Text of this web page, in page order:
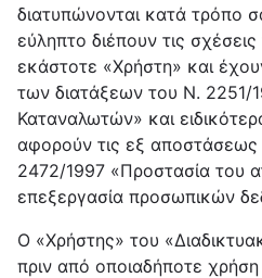
διατυπώνονται κατά τρόπο
εύληπτο διέπουν τις
εκάστοτε «Χρήστη» και
των διατάξεων του Ν. 2251/
Καταναλωτών» και
αφορούν τις εξ αποστάσεως
2472/1997 «Προστασία του
επεξεργασία προσωπικών
Ο «Χρήστης» του
πριν από οποιαδήποτε χρήση